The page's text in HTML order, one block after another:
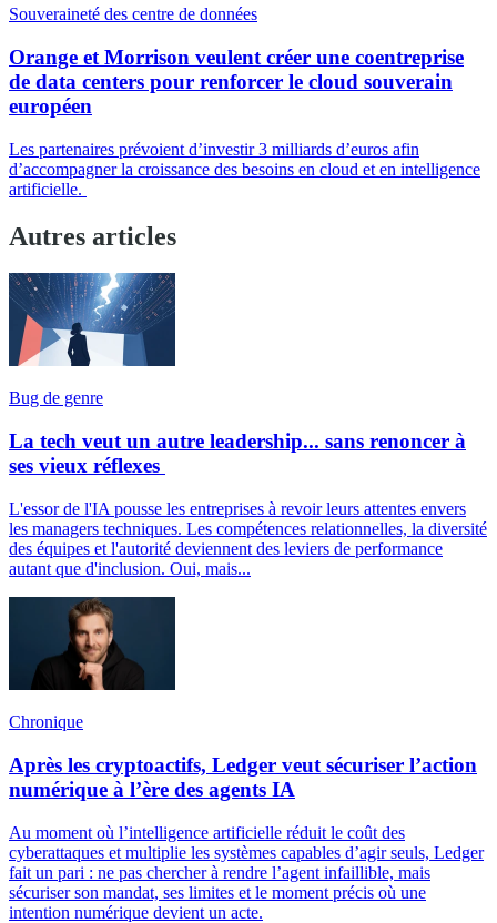
Souveraineté des centre de données
Orange et Morrison veulent créer une coentreprise
de data centers pour renforcer le cloud souverain
européen
Les partenaires prévoient d’investir 3 milliards d’euros afin
d’accompagner la croissance des besoins en cloud et en intelligence
artificielle.
Autres articles
Bug de genre
La tech veut un autre leadership... sans renoncer à
ses vieux réflexes
L'essor de l'IA pousse les entreprises à revoir leurs attentes envers
les managers techniques. Les compétences relationnelles, la diversité
des équipes et l'autorité deviennent des leviers de performance
autant que d'inclusion. Oui, mais...
Chronique
Après les cryptoactifs, Ledger veut sécuriser l’action
numérique à l’ère des agents IA
Au moment où l’intelligence artificielle réduit le coût des
cyberattaques et multiplie les systèmes capables d’agir seuls, Ledger
fait un pari : ne pas chercher à rendre l’agent infaillible, mais
sécuriser son mandat, ses limites et le moment précis où une
intention numérique devient un acte.